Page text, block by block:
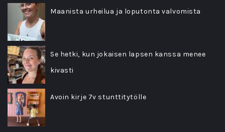
Maanista urheilua ja loputonta valvomista
Se hetki, kun jokaisen lapsen kanssa menee
kivasti
Avoin kirje 7v stunttitytölle